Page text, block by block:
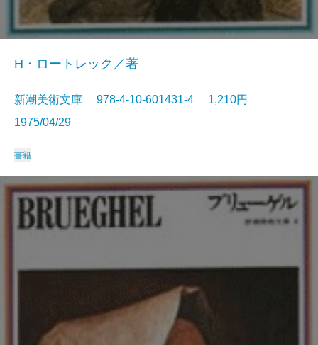
H・ロートレック／著
新潮美術文庫 978-4-10-601431-4 1,210円
1975/04/29
書籍